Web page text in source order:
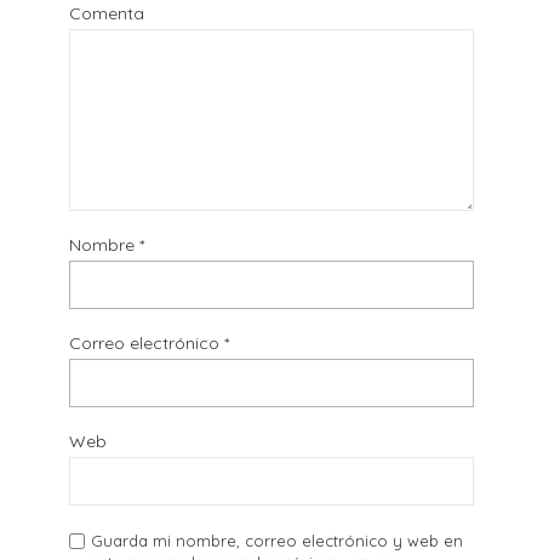
Comenta
Nombre *
Correo electrónico *
Web
Guarda mi nombre, correo electrónico y web en